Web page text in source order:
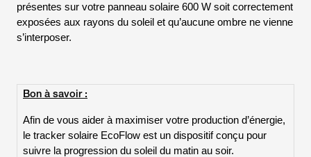
présentes sur votre panneau solaire 600 W soit correctement
exposées aux rayons du soleil et qu’aucune ombre ne vienne
s’interposer.
Bon à savoir :
Afin de vous aider à maximiser votre production d’énergie,
le tracker solaire EcoFlow est un dispositif conçu pour
suivre la progression du soleil du matin au soir.